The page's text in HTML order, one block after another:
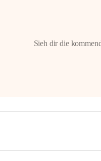
Sieh dir die